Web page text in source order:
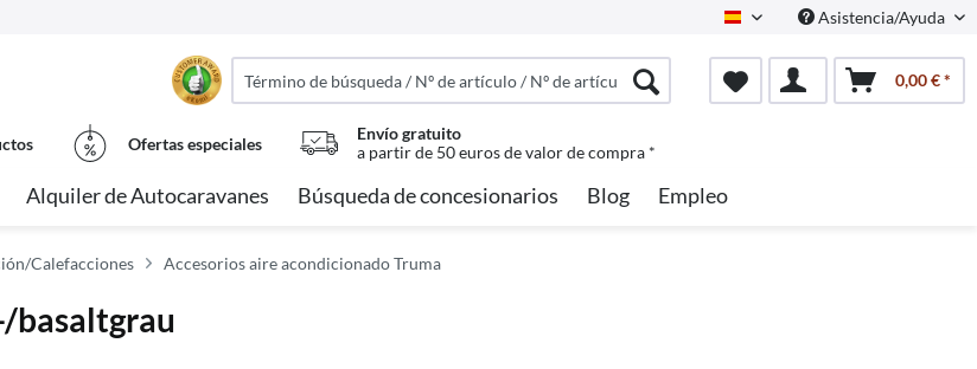
Spanisch Asistencia/Ayuda
0,00 € *
Ofertas especiales
Envío gratuito
a partir de 50 euros de valor de compra *
Alquiler de Autocaravanes Búsqueda de concesionarios Blog Empleo
Calefacciones Accesorios aire acondicionado Truma
basaltgrau